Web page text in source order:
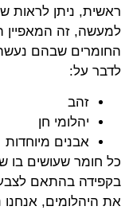
ראשית, ניתן לראות
למעשה, זה המאפיין
החומרים שבהם נעשה
לדבר על:
זהב
יהלומי חן
אבנים מיוחדות
כל חומר שעושים בו
בקפידה בהתאם